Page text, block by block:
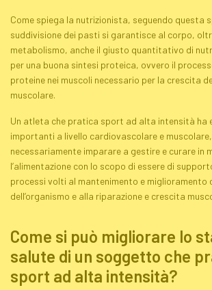
Come spiega la nutrizionista, seguendo questa
suddivisione dei pasti si garantisce al corpo,
metabolismo, anche il giusto quantitativo di
per una buona sintesi proteica, ovvero il
proteine nei muscoli necessario per la crescita
muscolare.
Un atleta che pratica sport ad alta intensità ha
importanti a livello cardiovascolare e
necessariamente imparare a gestire e curare in
l’alimentazione con lo scopo di essere di
processi volti al mantenimento e
dell’organismo e alla riparazione e crescita
Come si può migliorare lo
salute di un soggetto che
sport ad alta intensità?